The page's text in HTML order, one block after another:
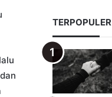
TERPOPULER